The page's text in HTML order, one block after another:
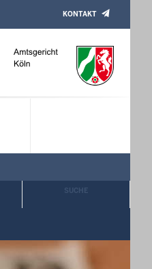
KONTAKT
SUCHE